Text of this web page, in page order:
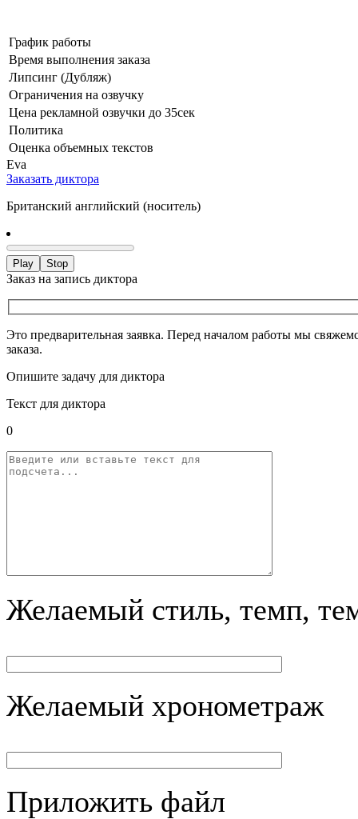
График работы
Время выполнения заказа
Липсинг (Дубляж)
Ограничения на озвучку
Цена рекламной озвучки до 35сек
Политика
Оценка объемных текстов
Eva
Заказать диктора
Британский английский (носитель)
Play Stop
Заказ на запись диктора
Это предварительная заявка. Перед началом работы мы
заказа.
Опишите задачу для диктора
Текст для диктора
0
Желаемый стиль, темп,
Желаемый хронометраж
Приложить файл